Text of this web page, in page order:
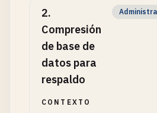
2.
Compresión
de base de
datos para
respaldo
CONTEXTO